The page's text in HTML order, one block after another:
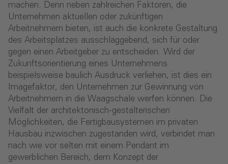
machen. Denn neben zahlreichen Faktoren, die
Unternehmen aktuellen oder zukünftigen
Arbeitnehmern bieten, ist auch die konkrete Gestaltung
des Arbeitsplatzes ausschlaggebend, sich für oder
gegen einen Arbeitgeber zu entscheiden. Wird der
Zukunftsorientierung eines Unternehmens
beispielsweise baulich Ausdruck verliehen, ist dies ein
Imagefaktor, den Unternehmen zur Gewinnung von
Arbeitnehmern in die Waagschale werfen können. Die
Vielfalt der architektonisch-gestalterischen
Möglichkeiten, die Fertigbausystemen im privaten
Hausbau inzwischen zugestanden wird, verbindet man
nach wie vor selten mit einem Pendant im
gewerblichen Bereich, dem Konzept der